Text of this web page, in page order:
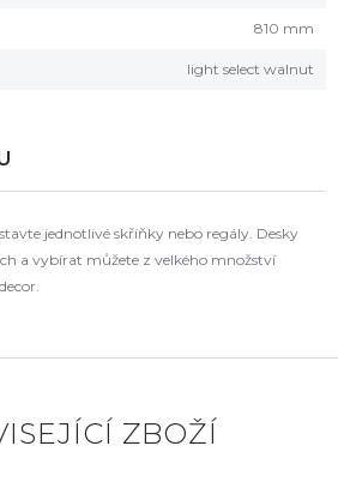
810 mm
light select walnut
jednotlivé skříňky nebo regály. Desky
a vybírat můžete z velkého množství
ZBOŽÍ